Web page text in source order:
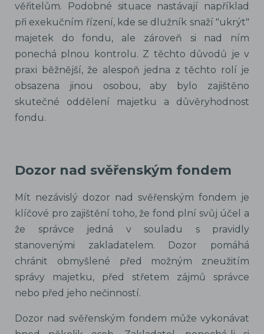
věřitelům. Podobné situace nastávají například
při exekučním řízení, kde se dlužník snaží "ukrýt"
majetek do fondu, ale zároveň si nad ním
ponechá plnou kontrolu. Z těchto důvodů je v
praxi běžnější, že alespoň jedna z těchto rolí je
obsazena jinou osobou, aby bylo zajištěno
skutečné oddělení majetku a důvěryhodnost
fondu.
Dozor nad svěřenským fondem
Mít nezávislý dozor nad svěřenským fondem je
klíčové pro zajištění toho, že fond plní svůj účel a
že správce jedná v souladu s pravidly
stanovenými zakladatelem. Dozor pomáhá
chránit obmyšlené před možným zneužitím
správy majetku, před střetem zájmů správce
nebo před jeho nečinností.
Dozor nad svěřenským fondem může vykonávat